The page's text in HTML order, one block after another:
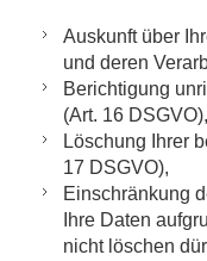
Auskunft über
und deren
Berichtigung
(Art. 16 DSGVO),
Löschung Ihrer
17 DSGVO),
Einschränkung
Ihre Daten
nicht löschen